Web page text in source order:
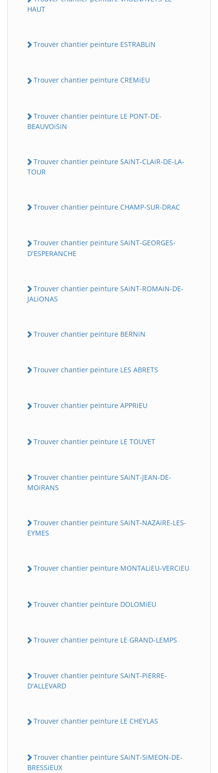
HAUT
Trouver chantier peinture ESTRABLiN
Trouver chantier peinture CREMiEU
Trouver chantier peinture LE PONT-DE-
BEAUVOiSiN
Trouver chantier peinture SAiNT-CLAiR-DE-LA-
TOUR
Trouver chantier peinture CHAMP-SUR-DRAC
Trouver chantier peinture SAiNT-GEORGES-
D'ESPERANCHE
Trouver chantier peinture SAiNT-ROMAiN-DE-
JALiONAS
Trouver chantier peinture BERNiN
Trouver chantier peinture LES ABRETS
Trouver chantier peinture APPRiEU
Trouver chantier peinture LE TOUVET
Trouver chantier peinture SAiNT-JEAN-DE-
MOiRANS
Trouver chantier peinture SAiNT-NAZAiRE-LES-
EYMES
Trouver chantier peinture MONTALiEU-VERCiEU
Trouver chantier peinture DOLOMiEU
Trouver chantier peinture LE GRAND-LEMPS
Trouver chantier peinture SAiNT-PiERRE-
D'ALLEVARD
Trouver chantier peinture LE CHEYLAS
Trouver chantier peinture SAiNT-SiMEON-DE-
BRESSiEUX